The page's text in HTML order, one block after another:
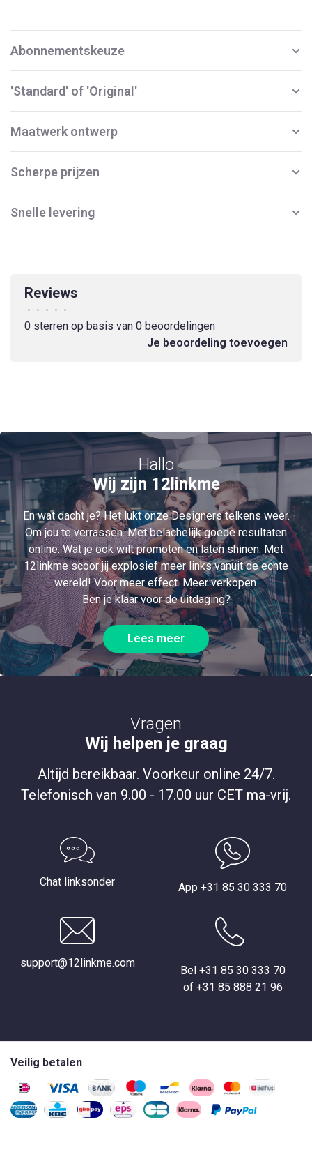
Abonnementskeuze
'Standard' of 'Original'
Maatwerk ontwerp
Scherpe prijzen
Snelle levering
Reviews
• • • • •
0 sterren op basis van 0 beoordelingen
Je beoordeling toevoegen
Hallo
Wij zijn 12linkme
En wat dacht je? Het lukt onze Designers telkens weer.
Om jou te verrassen. Met belachelijk goede resultaten
online. Wat je ook wilt promoten en laten shinen. Met
12linkme scoor jij explosief meer links vanuit de echte
wereld! Voor meer effect. Meer verkopen.
Ben je klaar voor de uitdaging?
Lees meer
Vragen
Wij helpen je graag
Altijd bereikbaar. Voorkeur online 24/7.
Telefonisch van 9.00 - 17.00 uur CET ma-vrij.
Chat linksonder App +31 85 30 333 70
support@12linkme.com
Bel +31 85 30 333 70
of +31 85 888 21 96
Veilig betalen